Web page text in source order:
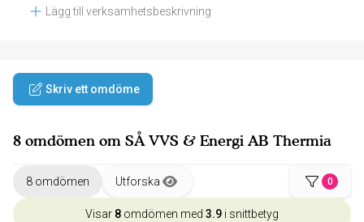
Lägg till verksamhetsbeskrivning
Skriv ett omdöme
8 omdömen om SÅ VVS & Energi AB Thermia
8 omdömen Utforska 0
Visar 8 omdömen med 3.9 i snittbetyg